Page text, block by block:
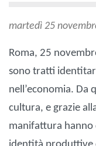
martedì 25
Roma, 25
sono tratti
nell’economia.
cultura, e grazie
manifattura hanno